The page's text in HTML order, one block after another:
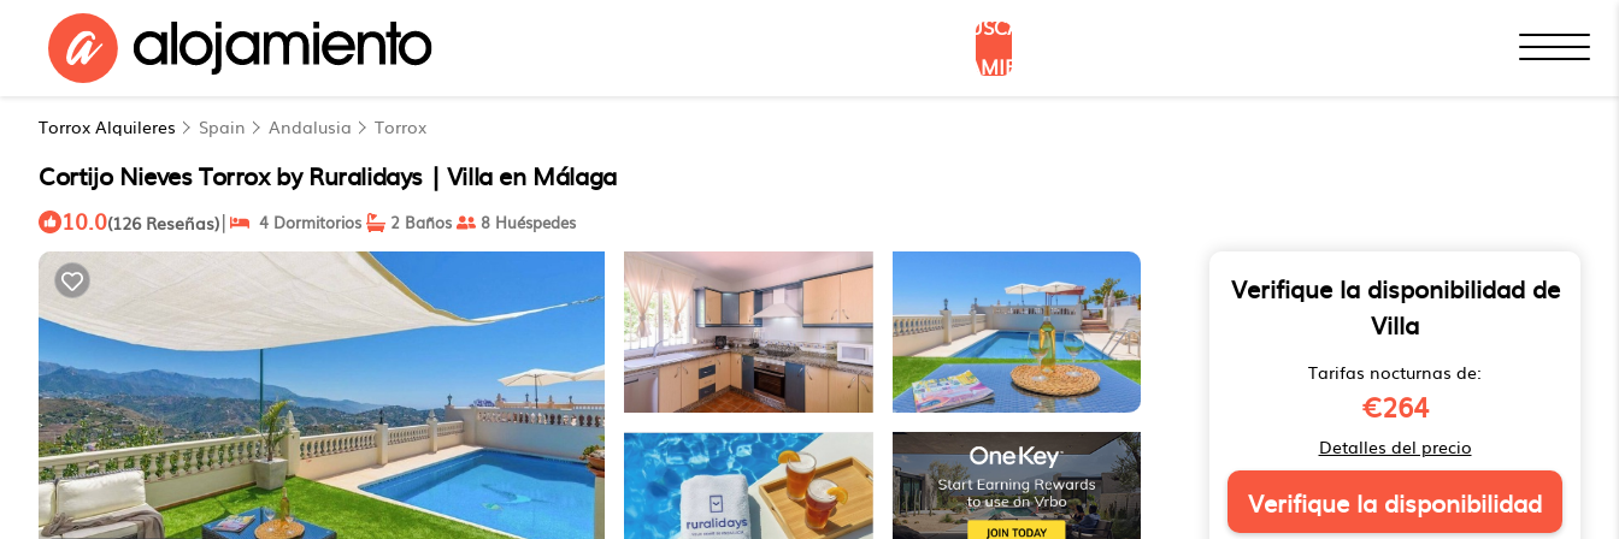
BUSCAR
ALOJAMIENTOS
Torrox Alquileres Spain Andalusia Torrox
Cortijo Nieves Torrox by Ruralidays | Villa en Málaga
10.0(126 Reseñas)| 4 Dormitorios 2 Baños 8 Huéspedes
Verifique la disponibilidad de
Villa
Tarifas nocturnas de:
€264
Detalles del precio
Verifique la disponibilidad